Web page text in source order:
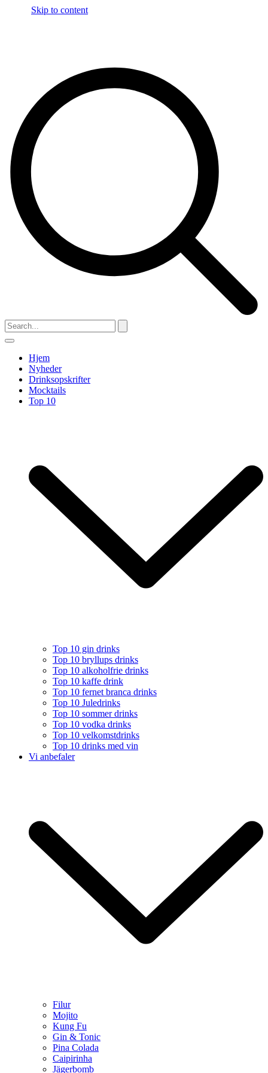
Skip to content
Hjem
Nyheder
Drinksopskrifter
Mocktails
Top 10
Top 10 gin drinks
Top 10 bryllups drinks
Top 10 alkoholfrie drinks
Top 10 kaffe drink
Top 10 fernet branca drinks
Top 10 Juledrinks
Top 10 sommer drinks
Top 10 vodka drinks
Top 10 velkomstdrinks
Top 10 drinks med vin
Vi anbefaler
Filur
Mojito
Kung Fu
Gin & Tonic
Pina Colada
Caipirinha
Jägerbomb